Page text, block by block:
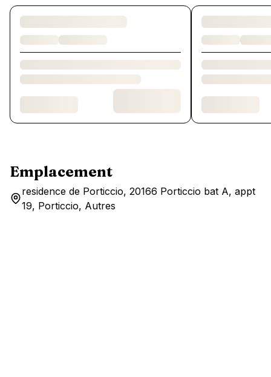
Chargement des chambres et des formules…
Emplacement
residence de Porticcio, 20166 Porticcio bat A, appt
19, Porticcio, Autres